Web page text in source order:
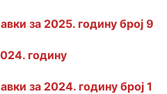
за 2025. годину број 9
годину
за 2024. годину број 1